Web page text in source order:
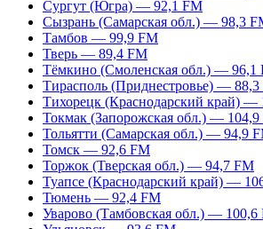
Сургут (Югра) — 92,1 FM
Сызрань (Самарская обл.) — 98,3
Тамбов — 99,9 FM
Тверь — 89,4 FM
Тёмкино (Смоленская обл.) — 96,1
Тирасполь (Приднестровье) —
Тихорецк (Краснодарский край) —
Токмак (Запорожская обл.) —
Тольятти (Самарская обл.) — 94,9
Томск — 92,6 FM
Торжок (Тверская обл.) — 94,7 FM
Туапсе (Краснодарский край) —
Тюмень — 92,4 FM
Уварово (Тамбовская обл.) — 100,6